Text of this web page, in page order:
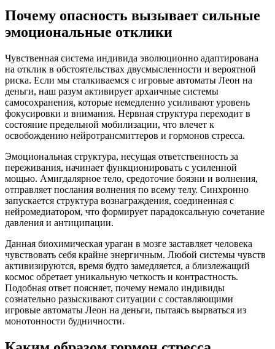
Почему опасность вызывает сильные
эмоциональные отклики
Чувственная система индивида эволюционно адаптирована
на отклик в обстоятельствах двусмысленности и вероятной
риска. Если мы сталкиваемся с игровые автоматы Леон на
деньги, наш разум активирует архаичные системы
самосохранения, которые немедленно усиливают уровень
фокусировки и внимания. Нервная структура переходит в
состояние предельной мобилизации, что влечет к
освобождению нейротрансмиттеров и гормонов стресса.
Эмоциональная структура, несущая ответственность за
переживания, начинает функционировать с усиленной
мощью. Амигдалярное тело, средоточие боязни и волнения,
отправляет послания волнения по всему телу. Синхронно
запускается структура вознаграждения, соединенная с
нейромедиатором, что формирует парадоксальную сочетание
давления и антиципации.
Данная биохимическая ураган в мозге заставляет человека
чувствовать себя крайне энергичным. Любой системы чувств
активизируются, время будто замедляется, а близлежащий
космос обретает уникальную четкость и контрастность.
Подобная ответ поясняет, почему немало индивиды
сознательно разыскивают ситуации с составляющими
игровые автоматы Леон на деньги, пытаясь вырваться из
монотонности будничности.